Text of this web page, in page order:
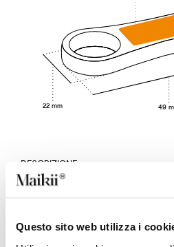
Questo sito web utilizza i
22 mm 49
DESCRIZIONE
Chiavetta USB in metallo
Il chip di memoria è alloggiato
apertura a cerchio funzionale al
accessori. Questa chiave USB ha